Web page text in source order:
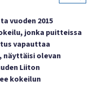
vuoden 2015
jonka puitteissa
vapauttaa
näyttäisi olevan
Liiton
kokeilun